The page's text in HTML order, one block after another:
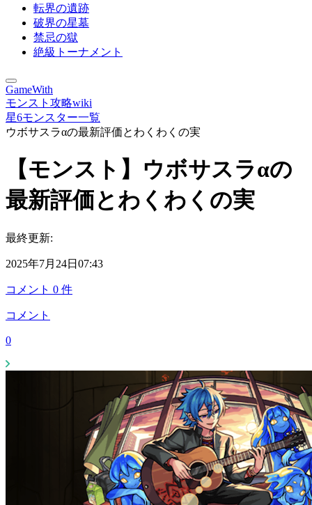
転界の遺跡
破界の星墓
禁忌の獄
絶級トーナメント
GameWith
モンスト攻略wiki
星6モンスター一覧
ウボサスラαの最新評価とわくわくの実
【モンスト】ウボサスラαの
最新評価とわくわくの実
最終更新:
2025年7月24日07:43
コメント 0 件
コメント
0